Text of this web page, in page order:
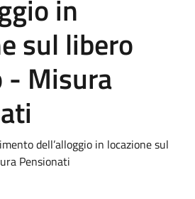
in
sul libero
- Misura
dell’alloggio in locazione sul
Pensionati